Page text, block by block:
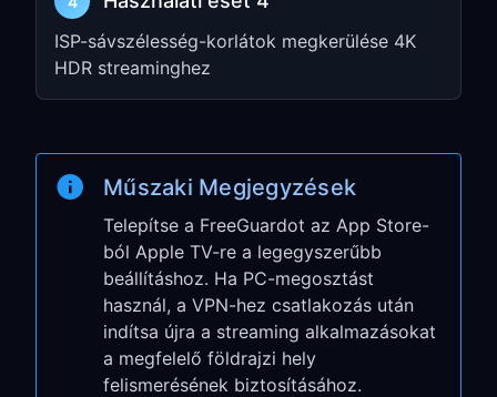
Tartalék beállítás: PC-
s megosztás
Ezt a módszert kezelt TV-khez, régebbi
beállításokhoz vagy olyan esetekhez
Windows PC-den vagy Maceden
keresztül szeretnéd útvonalazni.
1. lépés: VPN-megosztás
engedélyezése a PC-den
ISP-sávszélesség-korlátok megkerülése 4K
HDR streaminghez
Műszaki Megjegyzések
Telepítse a FreeGuardot az App Store-
ból Apple TV-re a legegyszerűbb
beállításhoz. Ha PC-megosztást
használ, a VPN-hez csatlakozás után
indítsa újra a streaming alkalmazásokat
a megfelelő földrajzi hely
felismerésének biztosításához.